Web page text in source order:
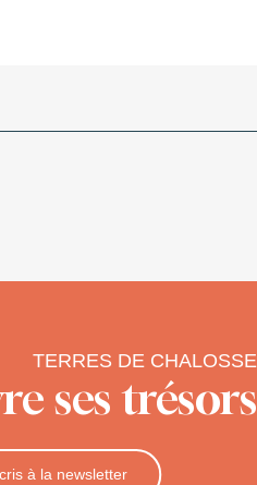
TERRES DE CHALOSSE
ses trésors
à la newsletter